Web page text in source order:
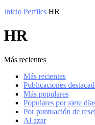
Inicio Perfiles HR
HR
Más recientes
Más recientes
Publicaciones
Más populares
Populares por siete
Por puntuación de
Al azar